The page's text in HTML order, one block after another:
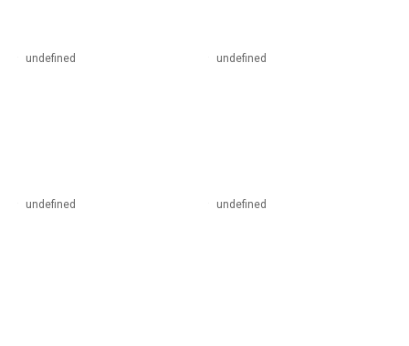
undefined undefined
undefined undefined